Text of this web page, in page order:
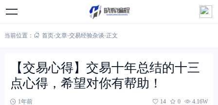
当前位置： 首页-文章-交易经验杂谈-正文
【交易心得】交易十年总结的十三
点心得，希望对你有帮助！
1年前 14 0 4.16W